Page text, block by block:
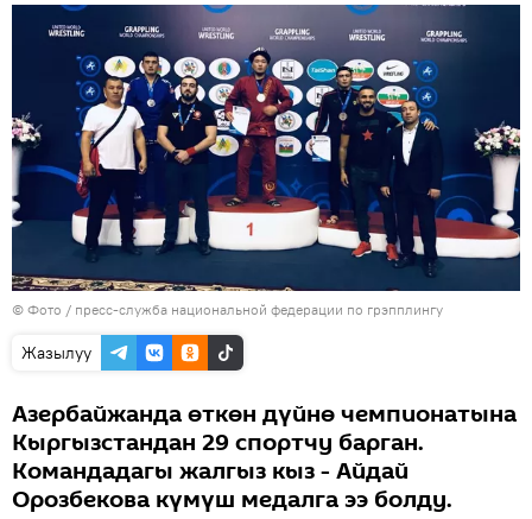
© Фото / пресс-служба национальной федерации по грэпплингу
Жазылуу
Азербайжанда өткөн дүйнө чемпионатына
Кыргызстандан 29 спортчу барган.
Командадагы жалгыз кыз - Айдай
Орозбекова күмүш медалга ээ болду.